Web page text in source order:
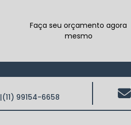
Faça seu orçamento agora
mesmo
(11) 99154-6658